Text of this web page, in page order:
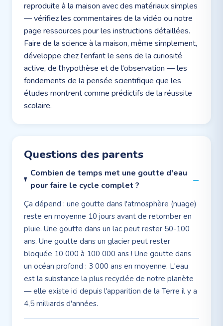
reproduite à la maison avec des matériaux simples
— vérifiez les commentaires de la vidéo ou notre
page ressources pour les instructions détaillées.
Faire de la science à la maison, même simplement,
développe chez l'enfant le sens de la curiosité
active, de l'hypothèse et de l'observation — les
fondements de la pensée scientifique que les
études montrent comme prédictifs de la réussite
scolaire.
Questions des parents
Combien de temps met une goutte d'eau
pour faire le cycle complet ?
Ça dépend : une goutte dans l'atmosphère (nuage)
reste en moyenne 10 jours avant de retomber en
pluie. Une goutte dans un lac peut rester 50-100
ans. Une goutte dans un glacier peut rester
bloquée 10 000 à 100 000 ans ! Une goutte dans
un océan profond : 3 000 ans en moyenne. L'eau
est la substance la plus recyclée de notre planète
— elle existe ici depuis l'apparition de la Terre il y a
4,5 milliards d'années.